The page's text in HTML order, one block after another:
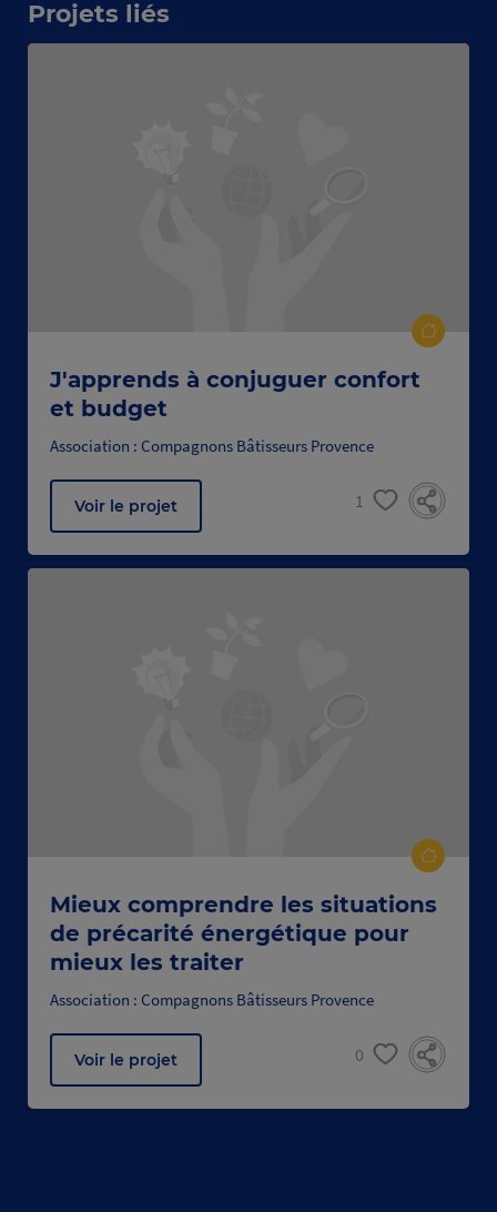
Projets liés
J'apprends à conjuguer confort
et budget
Association : Compagnons Bâtisseurs Provence
Voir le projet 1
Mieux comprendre les situations
de précarité énergétique pour
mieux les traiter
Association : Compagnons Bâtisseurs Provence
Voir le projet 0